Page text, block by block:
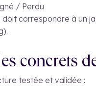
/ Perdu
doit correspondre à un
concrets
testée et validée :